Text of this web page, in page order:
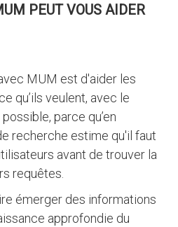
PEUT VOUS AIDER
MUM est d'aider les
qu’ils veulent, avec le
parce qu’en
recherche estime qu'il faut
avant de trouver la
requêtes.
émerger des informations
approfondie du